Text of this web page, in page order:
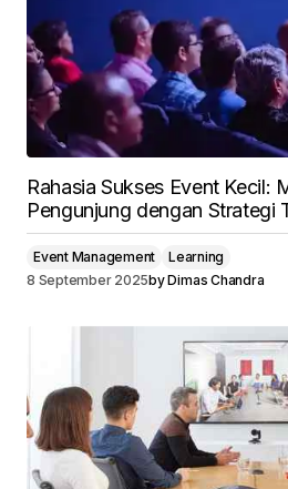
Rahasia Sukses Event Kecil:
Pengunjung dengan Strategi
Event Management
Learning
8 September 2025byDimas Chandra